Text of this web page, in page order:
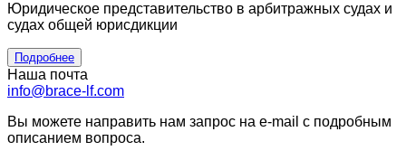
Юридическое представительство в арбитражных судах и
судах общей юрисдикции
Подробнее
Наша почта
info@brace-lf.com
Вы можете направить нам запрос на e-mail с подробным
описанием вопроса.